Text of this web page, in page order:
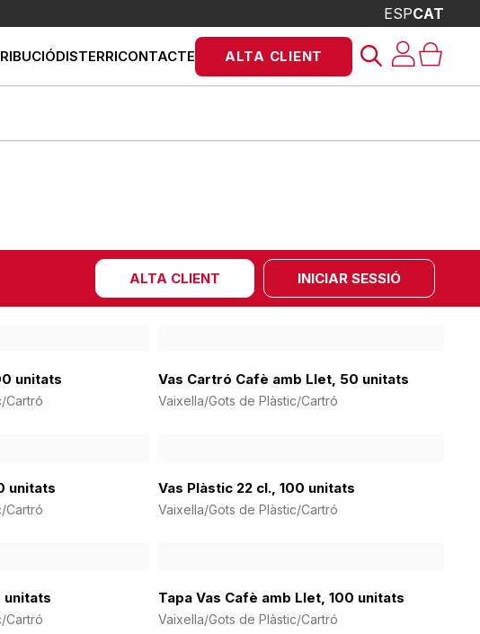
ESPCAT
DISTERRICONTACTE
Products
search
ALTA CLIENT
ALTA CLIENT INICIAR SESSIÓ
unitats
Cartró
Vas Cartró Cafè amb Llet, 50 unitats
Vaixella/Gots de Plàstic/Cartró
unitats
Cartró
Vas Plàstic 22 cl., 100 unitats
Vaixella/Gots de Plàstic/Cartró
unitats
Cartró
Tapa Vas Cafè amb Llet, 100 unitats
Vaixella/Gots de Plàstic/Cartró